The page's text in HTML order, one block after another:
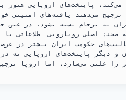
می‌کند، پایتخت‌های اروپایی هنوز
می‌دهند یافته‌های امنیتی
به برجام بسته نشود. در عین
صحنۀ اصلی رویارویی اطلاعاتی
حکومت ایران بیشتر در
و دیگر پایتخت‌های اروپایی نه